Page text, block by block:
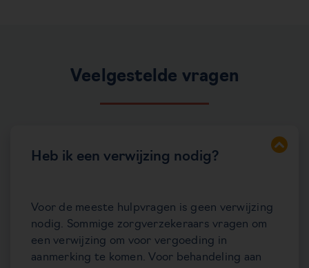
Veelgestelde vragen
Heb ik een verwijzing nodig?
Voor de meeste hulpvragen is geen verwijzing
nodig. Sommige zorgverzekeraars vragen om
een verwijzing om voor vergoeding in
aanmerking te komen. Voor behandeling aan